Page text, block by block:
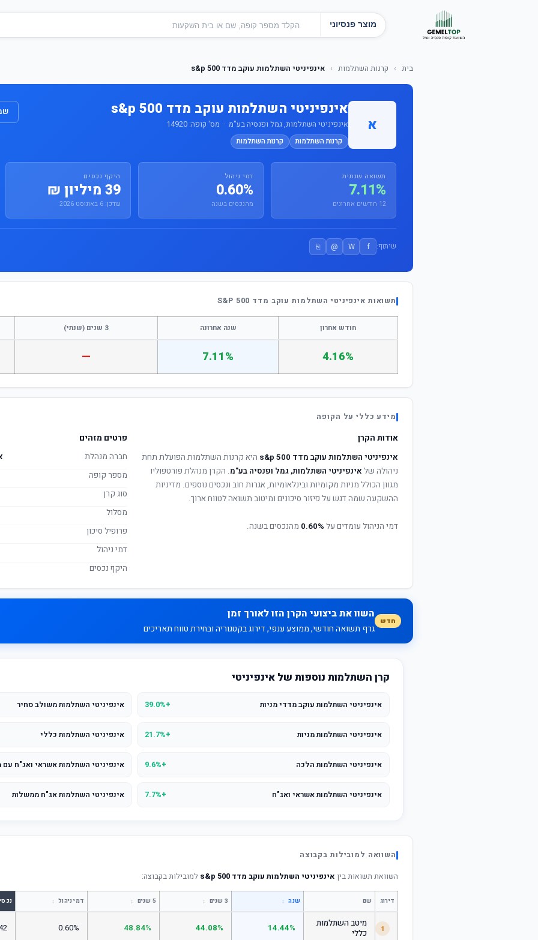
מוצר פנסיוני
בית › קרנות השתלמות › אינפיניטי השתלמות עוקב מדד s&p 500
א
אינפיניטי השתלמות עוקב מדד s&p 500
אינפיניטי השתלמות, גמל ופנסיה בע"מ · מס' קופה: 14920
קרנות השתלמות קרנות השתלמות
תשואה שנתית
7.11%
12 חודשים אחרונים
דמי ניהול
0.60%
מהנכסים בשנה
היקף נכסים
39 מיליון ₪
עודכן: 6 באוגוסט 2026
שיתוף: f
W
@
⎘
תשואות אינפיניטי השתלמות עוקב מדד S&P 500
חודש אחרון שנה אחרונה 3 שנים (שנתי)
4.16%
7.11%
—
מידע כללי על הקופה
אודות הקרן
אינפיניטי השתלמות עוקב מדד s&p 500
היא קרנות השתלמות הפועלת תחת
ניהולה של אינפיניטי השתלמות, גמל ופנסיה בע"מ. הקרן מנהלת פורטפוליו
מגוון הכולל מניות מקומיות ובינלאומיות, אגרות חוב ונכסים נוספים. מדיניות
ההשקעה שמה דגש על פיזור סיכונים ומיטוב תשואה לטווח ארוך.
דמי הניהול עומדים על 0.60% מהנכסים בשנה.
פרטים מזהים
חברה מנהלת
מספר קופה
סוג קרן
מסלול
פרופיל סיכון
דמי ניהול
היקף נכסים
חדש
השוו את ביצועי הקרן הזו לאורך זמן
גרף תשואה חודשי, ממוצע ענפי, דירוג בקטגוריה ובחירת טווח תאריכים
קרן השתלמות נוספות של אינפיניטי
אינפיניטי השתלמות עוקב מדדי מניות +39.0% אינפיניטי השתלמות משולב סחיר
אינפיניטי השתלמות מניות +21.7% אינפיניטי השתלמות כללי
אינפיניטי השתלמות הלכה +9.6% אינפיניטי השתלמות אשראי ואג"ח עם מניות (עד
אינפיניטי השתלמות אשראי ואג"ח +7.7% אינפיניטי השתלמות אג"ח ממשלות
השוואה למובילות בקבוצה
השוואת תשואות בין אינפיניטי השתלמות עוקב מדד s&p 500 למובילות בקבוצה:
דירוג שם שנה ↕ 3 שנים ↕ 5 שנים ↕ דמי ניהול ↕
1
מיטב השתלמות
כללי
14.44%
44.08%
48.84%
0.60%